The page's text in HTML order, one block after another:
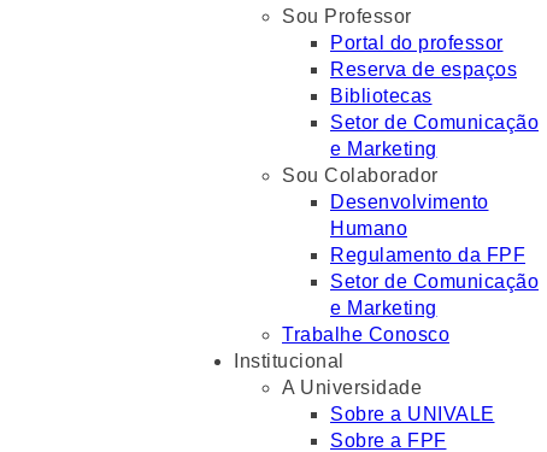
Sou Professor
Portal do professor
Reserva de espaços
Bibliotecas
Setor de Comunicação
e Marketing
Sou Colaborador
Desenvolvimento
Humano
Regulamento da FPF
Setor de Comunicação
e Marketing
Trabalhe Conosco
Institucional
A Universidade
Sobre a UNIVALE
Sobre a FPF